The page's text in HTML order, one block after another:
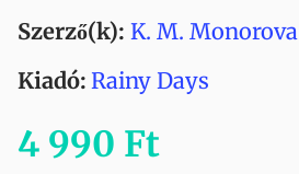
Szerző(k): K. M. Monorova
Kiadó: Rainy Days
4 990 Ft